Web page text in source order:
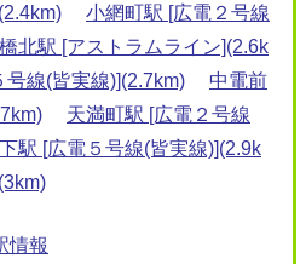
小網町駅 [広電２号線
北駅 [アストラムライン](2.6k
線(皆実線)](2.7km)
中電前
天満町駅 [広電２号線
駅 [広電５号線(皆実線)](2.9k
情報